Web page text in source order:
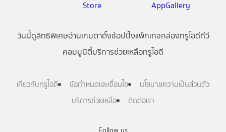
วันนี้ดูสิทธิพิเศษอ่านเกมตาตั้งช้อปปิ้งแพ็กเกจกล่องทรูไอดีทีวี
คอมมูนิตี้บริการช่วยเหลือทรูไอดี
เกี่ยวกับทรูไอดี ข้อกำหนดและเงื่อนไข
นโยบายความเป็นส่วนตัว
บริการช่วยเหลือ
ติดต่อเรา